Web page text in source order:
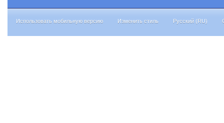
Использовать мобильную версию Изменить стиль Русский (RU)